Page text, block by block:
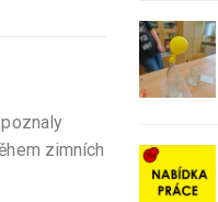
zimních